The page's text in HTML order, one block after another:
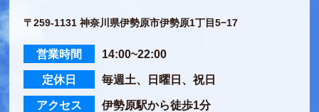
〒259-1131 神奈川県伊勢原市伊勢原1丁目5−17
営業時間 14:00~22:00
定休日 毎週土、日曜日、祝日
アクセス 伊勢原駅から徒歩1分